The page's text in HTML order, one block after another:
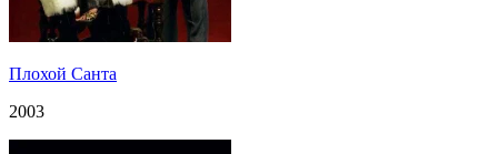
Плохой Санта
2003